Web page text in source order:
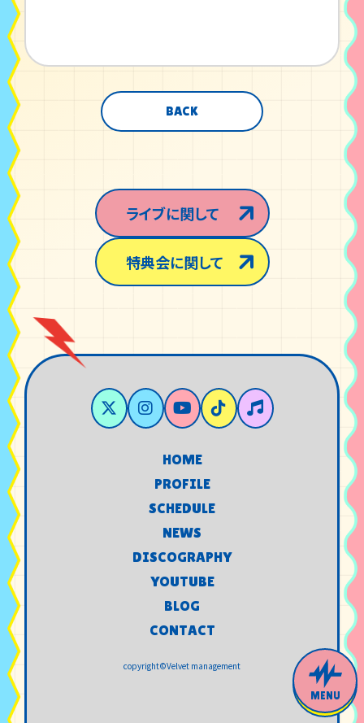
MENU
BACK
ライブに関して
特典会に関して
HOME
HOME
PROFILE
PROFILE
SCHEDULE
SCHEDULE
NEWS
NEWS
DISCOGRAPHY
DISCOGRAPHY
YOUTUBE
YOUTUBE
BLOG
BLOG
CONTACT
copyright©Velvet management